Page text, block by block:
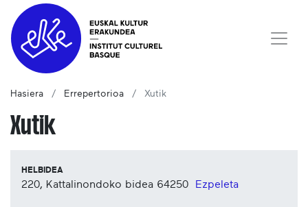
Hasiera Errepertorioa Xutik
Xutik
HELBIDEA
220, Kattalinondoko bidea 64250 Ezpeleta